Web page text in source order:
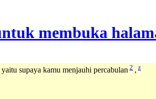
supaya kamu menjauhi percabulan 2 , z